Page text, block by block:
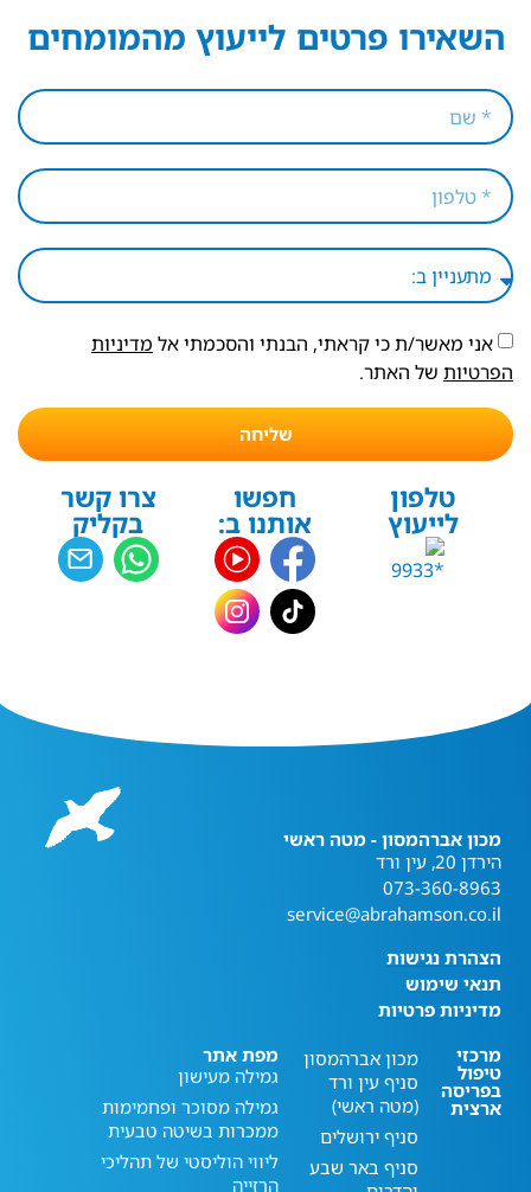
השאירו פרטים לייעוץ מהמומחים
אני מאשר/ת כי קראתי, הבנתי והסכמתי אל מדיניות
הפרטיות של האתר.
שליחה
טלפון
לייעוץ
חפשו
אותנו ב:
צרו קשר
בקליק
מכון אברהמסון - מטה ראשי
הירדן 20, עין ורד
073-360-8963
service@abrahamson.co.il
הצהרת נגישות
תנאי שימוש
מדיניות פרטיות
מרכזי
טיפול
בפריסה
ארצית
מכון אברהמסון
סניף עין ורד
(מטה ראשי)
סניף ירושלים
סניף באר שבע
מפת אתר
גמילה מעישון
גמילה מסוכר ופחמימות
ממכרות בשיטה טבעית
ליווי הוליסטי של תהליכי
הרזייה